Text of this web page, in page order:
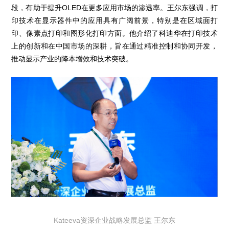
段，有助于提升OLED在更多应用市场的渗透率。王尔东强调，打
印技术在显示器件中的应用具有广阔前景，特别是在区域面打
印、像素点打印和图形化打印方面。他介绍了科迪华在打印技术
上的创新和在中国市场的深耕，旨在通过精准控制和协同开发，
推动显示产业的降本增效和技术突破。
Kateeva资深企业战略发展总监 王尔东